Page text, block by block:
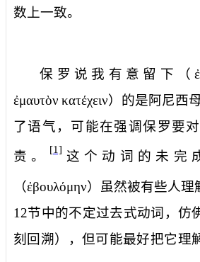
数上一致。
保罗说 我有意留下 （
ἐμαυτὸν κατέχειν）的是阿尼西
了语气，可能在强调保罗要
责。 [1] 这个动词的未完
（ἐβουλόμην）虽然被有些人理
12节中的不定过去式动词，仿
刻回溯），但可能最好把它理